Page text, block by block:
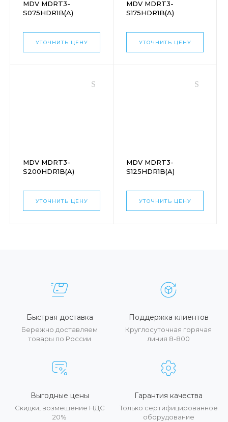
MDV MDRT3-
S075HDR1B(A)
УТОЧНИТЬ ЦЕНУ
MDV MDRT3-
S175HDR1B(A)
УТОЧНИТЬ ЦЕНУ
MDV MDRT3-
S200HDR1B(A)
УТОЧНИТЬ ЦЕНУ
MDV MDRT3-
S125HDR1B(A)
УТОЧНИТЬ ЦЕНУ
Быстрая доставка
Бережно доставляем
товары по России
Поддержка клиентов
Круглосуточная горячая
линия 8-800
Выгодные цены
Скидки, возмещение НДС
20%
Гарантия качества
Только сертифицированное
оборудование